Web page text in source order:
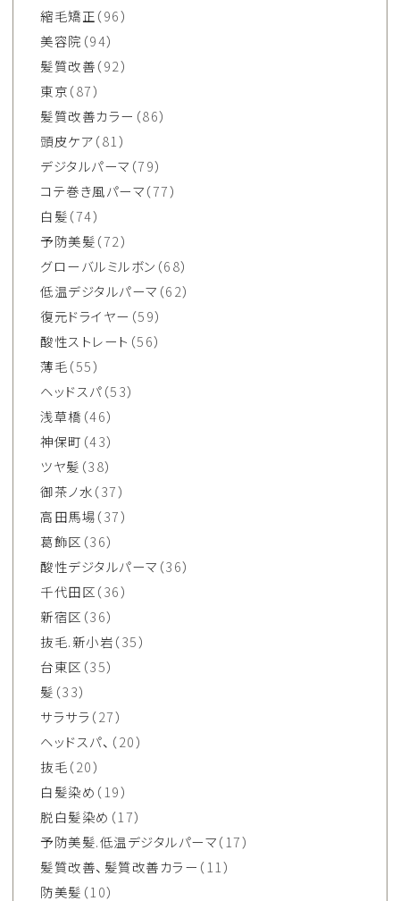
縮毛矯正（96）
美容院 （94）
髪質改善（92）
東京（87）
髪質改善カラー （86）
頭皮ケア（81）
デジタルパーマ （79）
コテ巻き風パーマ（77）
白髪（74）
予防美髪（72）
グローバルミルボン （68）
低温デジタルパーマ （62）
復元ドライヤー （59）
酸性ストレート （56）
薄毛（55）
ヘッドスパ（53）
浅草橋 （46）
神保町 （43）
ツヤ髪 （38）
御茶ノ水（37）
高田馬場（37）
葛飾区 （36）
酸性デジタルパーマ （36）
千代田区（36）
新宿区 （36）
抜毛.新小岩（35）
台東区 （35）
髪 （33）
サラサラ （27）
ヘッドスパ、 （20）
抜毛（20）
白髪染め （19）
脱白髪染め （17）
予防美髪.低温デジタルパーマ（17）
髪質改善、髪質改善カラー （11）
防美髪 （10）